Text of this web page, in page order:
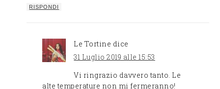
RISPONDI
Le Tortine dice
31 Luglio 2019 alle 15:53
Vi ringrazio davvero tanto. Le
alte temperature non mi fermeranno!